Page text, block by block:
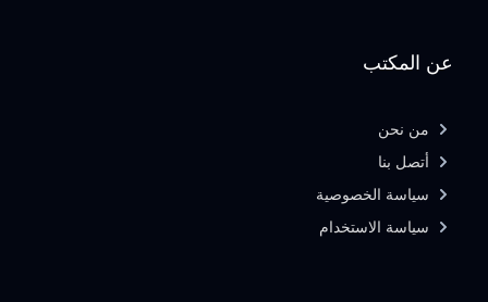
عن المكتب
من نحن
أتصل بنا
سياسة الخصوصية
سياسة الاستخدام